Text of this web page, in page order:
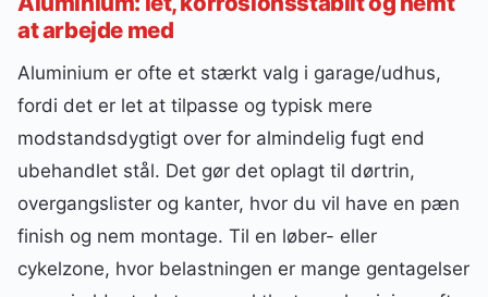
at arbejde med
Aluminium er ofte et stærkt valg i garage/udhus,
fordi det er let at tilpasse og typisk mere
modstandsdygtigt over for almindelig fugt end
ubehandlet stål. Det gør det oplagt til dørtrin,
overgangslister og kanter, hvor du vil have en pæn
finish og nem montage. Til en løber- eller
cykelzone, hvor belastningen er mange gentagelser